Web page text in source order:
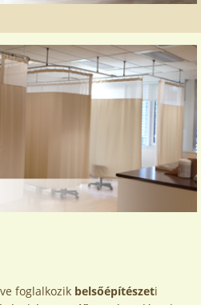
foglalkozik belsőépítészeti